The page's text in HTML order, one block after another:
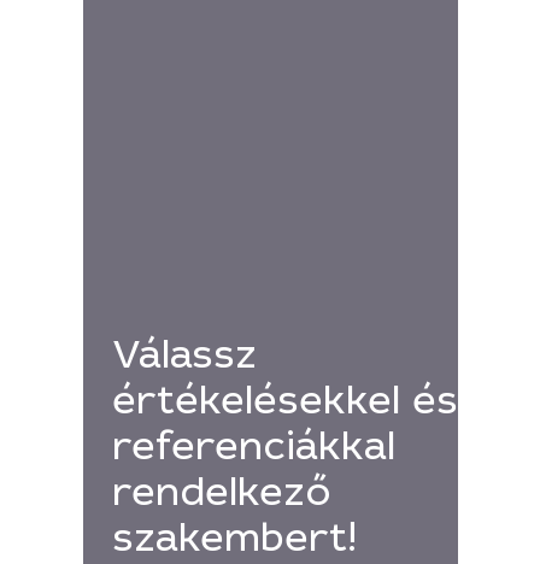
Válassz
értékelésekkel és
referenciákkal
rendelkező
szakembert!